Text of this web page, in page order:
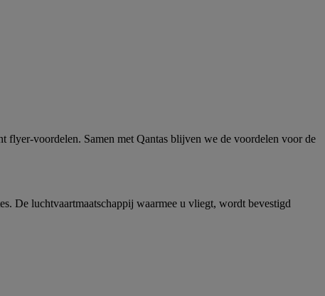
flyer-voordelen. Samen met Qantas blijven we de voordelen voor de
De luchtvaartmaatschappij waarmee u vliegt, wordt bevestigd